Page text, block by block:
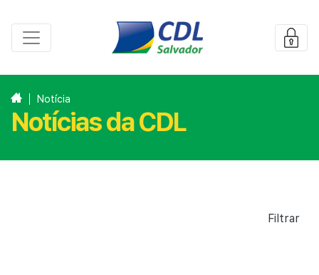
Notícia
Notícias da CDL
Filtrar